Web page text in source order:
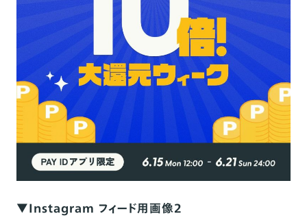
▼Instagram フィード用画像2